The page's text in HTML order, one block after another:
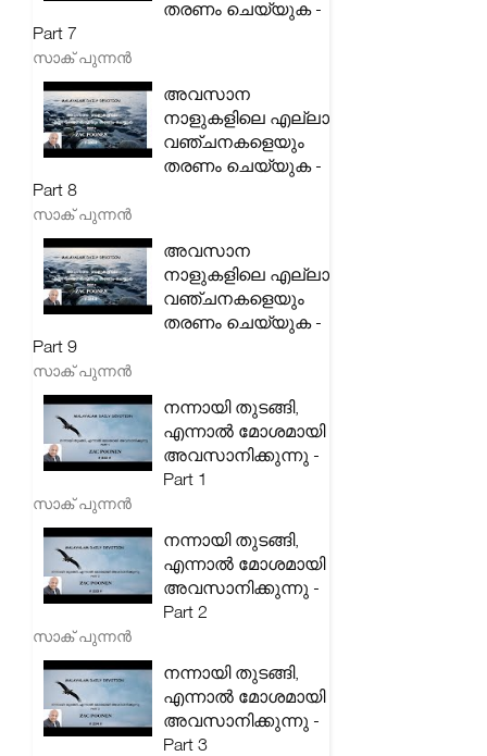
തരണം ചെയ്യുക -
Part 7
സാക് പുന്നൻ
അവസാന
നാളുകളിലെ എല്ലാ
വഞ്ചനകളെയും
തരണം ചെയ്യുക -
Part 8
സാക് പുന്നൻ
അവസാന
നാളുകളിലെ എല്ലാ
വഞ്ചനകളെയും
തരണം ചെയ്യുക -
Part 9
സാക് പുന്നൻ
നന്നായി തുടങ്ങി,
എന്നാൽ മോശമായി
അവസാനിക്കുന്നു -
Part 1
സാക് പുന്നൻ
നന്നായി തുടങ്ങി,
എന്നാൽ മോശമായി
അവസാനിക്കുന്നു -
Part 2
സാക് പുന്നൻ
നന്നായി തുടങ്ങി,
എന്നാൽ മോശമായി
അവസാനിക്കുന്നു -
Part 3